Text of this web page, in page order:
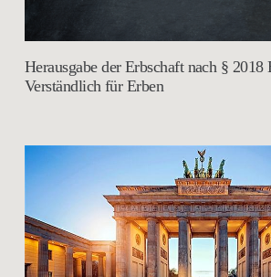
Herausgabe der Erbschaft nach §
Verständlich für Erben